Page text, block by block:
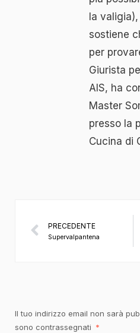
la
sostiene
per
Giurista
AIS, ha
Master
presso la
Cucina di
PRECEDENTE
Supervalpantena
Il tuo indirizzo email non sarà
sono contrassegnati *